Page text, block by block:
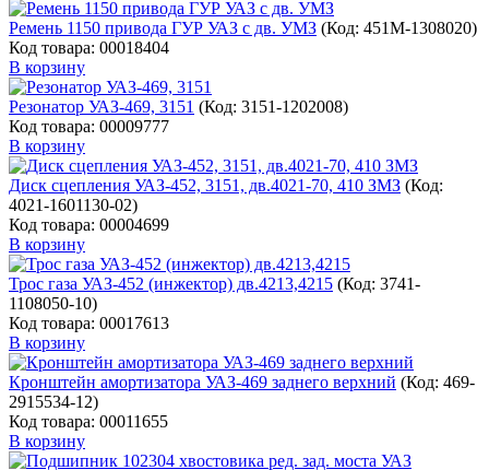
Ремень 1150 привода ГУР УАЗ с дв. УМЗ (Код: 451М-1308020)
Код товара: 00018404
В корзину
Резонатор УАЗ-469, 3151 (Код: 3151-1202008)
Код товара: 00009777
В корзину
Диск сцепления УАЗ-452, 3151, дв.4021-70, 410 ЗМЗ (Код:
4021-1601130-02)
Код товара: 00004699
В корзину
Трос газа УАЗ-452 (инжектор) дв.4213,4215 (Код: 3741-
1108050-10)
Код товара: 00017613
В корзину
Кронштейн амортизатора УАЗ-469 заднего верхний (Код: 469-
2915534-12)
Код товара: 00011655
В корзину